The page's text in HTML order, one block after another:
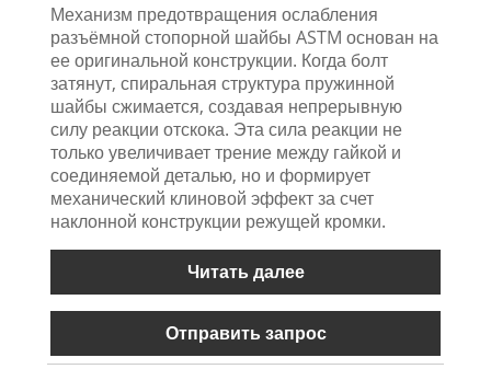
Механизм предотвращения ослабления
разъёмной стопорной шайбы ASTM основан на
ее оригинальной конструкции. Когда болт
затянут, спиральная структура пружинной
шайбы сжимается, создавая непрерывную
силу реакции отскока. Эта сила реакции не
только увеличивает трение между гайкой и
соединяемой деталью, но и формирует
механический клиновой эффект за счет
наклонной конструкции режущей кромки.
Читать далее
Отправить запрос